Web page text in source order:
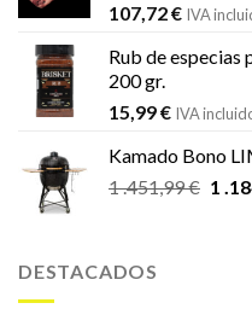
107,72€ IVA
Rub de especias
200 gr.
15,99€ IVA
Kamado Bono
1 .451,99€ El
1
DESTACADOS